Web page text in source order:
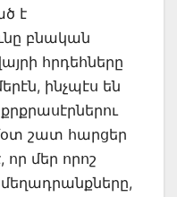
է
բնական
հրդեհները
ինչպէս են
շատ հարցեր
մեր որոշ